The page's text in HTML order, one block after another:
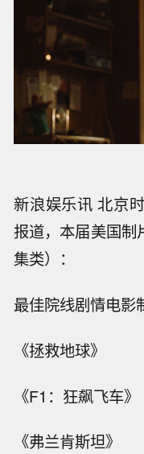
新浪娱乐讯 北京
报道，本届美国制
集类）：
最佳院线剧情电影
《拯救地球》
《F1：狂飙飞车》
《弗兰肯斯坦》